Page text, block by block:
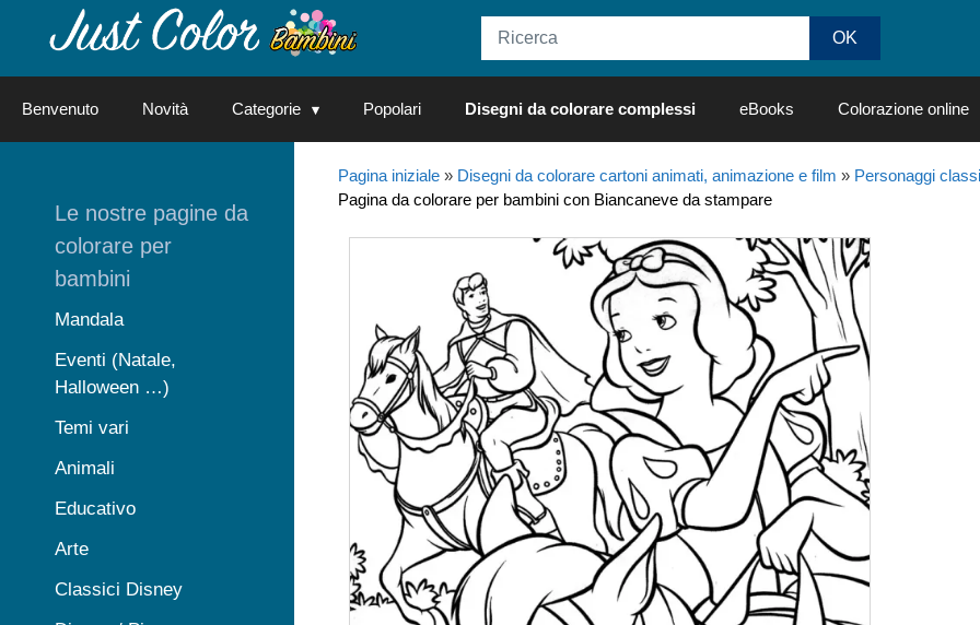
Benvenuto Novità Categorie Popolari Disegni da colorare complessi eBooks Colorazione online
Pagina iniziale» Disegni da colorare cartoni animati, animazione e film » Personaggi
Pagina da colorare per bambini con Biancaneve da stampare
Le nostre pagine da
colorare per
bambini
Mandala
Eventi (Natale,
Halloween …)
Temi vari
Animali
Educativo
Arte
Classici Disney